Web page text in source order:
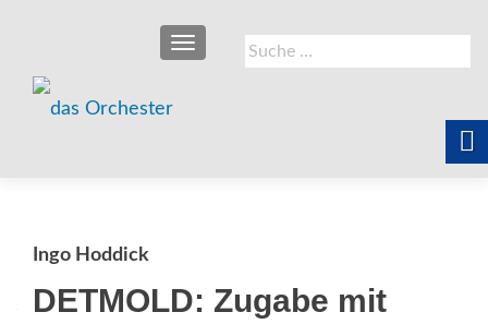
Suche
nach:
SCHALTE NAVIGATION
Ingo Hoddick
DETMOLD: Zugabe mit